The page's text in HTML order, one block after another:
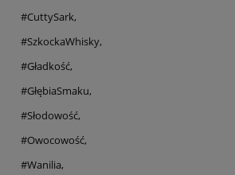
#CuttySark,
#SzkockaWhisky,
#Gładkość,
#GłębiaSmaku,
#Słodowość,
#Owocowość,
#Wanilia,